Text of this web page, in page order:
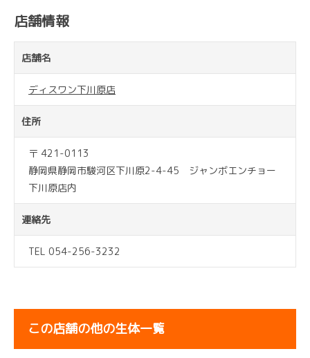
店舗情報
店舗名
ディスワン下川原店
住所
〒 421-0113
静岡県静岡市駿河区下川原2-4-45 ジャンボエンチョー
下川原店内
連絡先
TEL 054-256-3232
この店舗の他の生体一覧